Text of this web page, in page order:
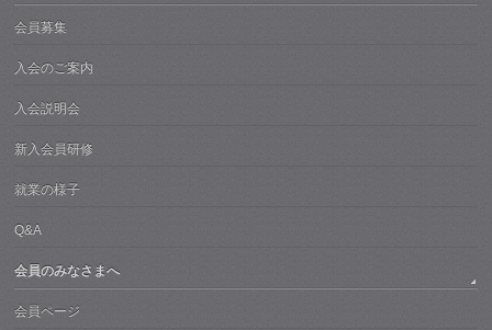
会員募集
入会のご案内
入会説明会
新入会員研修
就業の様子
Q&A
会員のみなさまへ
会員ページ